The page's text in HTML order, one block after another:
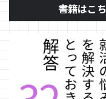
手が理解をし ...書籍はこ